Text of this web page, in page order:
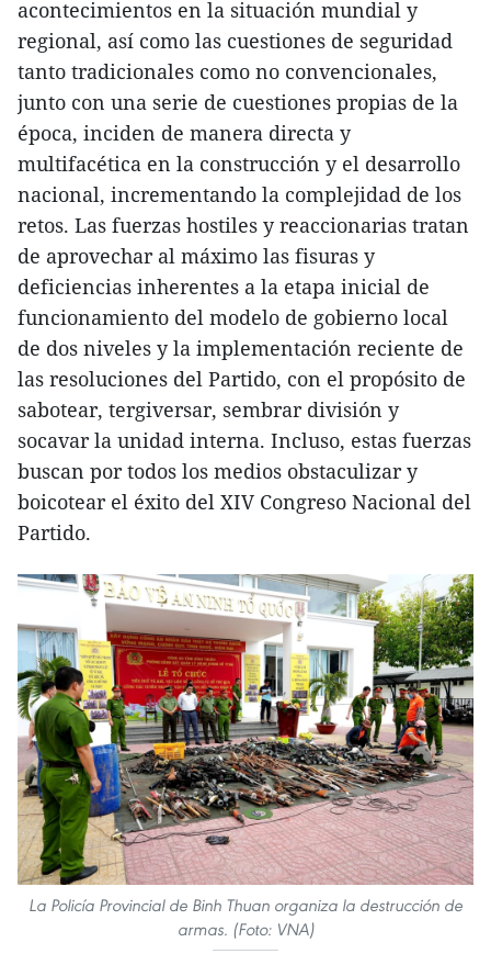
acontecimientos en la situación mundial y
regional, así como las cuestiones de seguridad
tanto tradicionales como no convencionales,
junto con una serie de cuestiones propias de la
época, inciden de manera directa y
multifacética en la construcción y el desarrollo
nacional, incrementando la complejidad de los
retos. Las fuerzas hostiles y reaccionarias tratan
de aprovechar al máximo las fisuras y
deficiencias inherentes a la etapa inicial de
funcionamiento del modelo de gobierno local
de dos niveles y la implementación reciente de
las resoluciones del Partido, con el propósito de
sabotear, tergiversar, sembrar división y
socavar la unidad interna. Incluso, estas fuerzas
buscan por todos los medios obstaculizar y
boicotear el éxito del XIV Congreso Nacional del
Partido.
La Policía Provincial de Binh Thuan organiza la destrucción de
armas. (Foto: VNA)